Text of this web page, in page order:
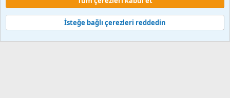
Şartlar ve kurallar
Gizlilik politikası Yardım Ana sayfa
Community platform by XenForo © 2010-2024 XenForo Ltd.
Türkçe yama 🇹🇷 [XGT] Yazılım ve web hizmetleri 2014-2024
İsteğe bağlı çerezleri reddedin